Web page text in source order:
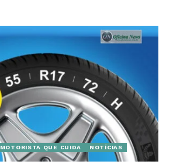
MOTORISTA QUE CUIDA
NOTÍCIAS